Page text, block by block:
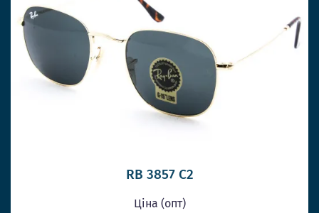
RB 3857 C2
Ціна (опт)